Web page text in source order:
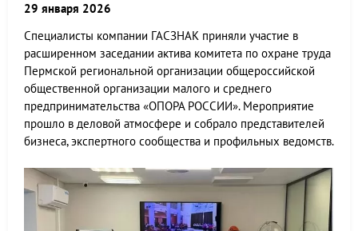
29 января 2026
Специалисты компании ГАСЗНАК приняли участие в
расширенном заседании актива комитета по охране труда
Пермской региональной организации общероссийской
общественной организации малого и среднего
предпринимательства «ОПОРА РОССИИ». Мероприятие
прошло в деловой атмосфере и собрало представителей
бизнеса, экспертного сообщества и профильных ведомств.